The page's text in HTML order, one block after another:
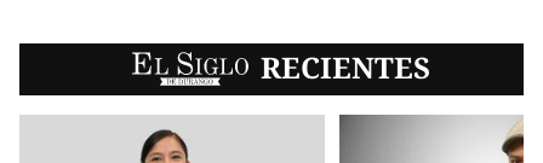
EL SIGLO RECIENTES